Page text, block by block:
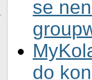
se
do